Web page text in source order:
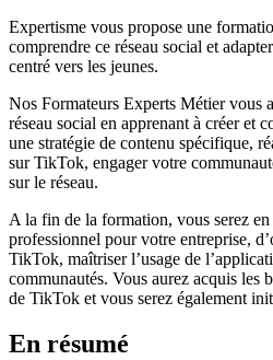
Expertisme vous propose une
comprendre ce réseau social et
centré vers les jeunes.
Nos Formateurs Experts Métier vous
réseau social en apprenant à créer et
une stratégie de contenu spécifique,
sur TikTok, engager votre
sur le réseau.
A la fin de la formation, vous serez
professionnel pour votre entreprise,
TikTok, maîtriser l’usage de
communautés. Vous aurez acquis les
de TikTok et vous serez également
En résumé